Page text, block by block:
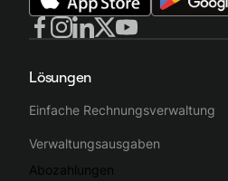
Lösungen
Einfache Rechnungsverwaltung
Verwaltungsausgaben
Abozahlungen